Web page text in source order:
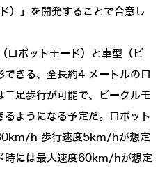
）」を開発することで合意し
ロボットモード）と車型（ビ
できる、全長約4 メートルのロ
足歩行が可能で、ビークルモ
ようになる予定だ。ロボット
h 歩行速度5km/hが想定
時には最大速度60km/hが想定